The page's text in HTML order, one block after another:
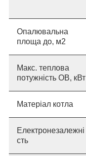
Опалювальна
площа до, м2
Макс. теплова
потужність ОВ, кВт
Матеріал котла
Електронезалежні
сть